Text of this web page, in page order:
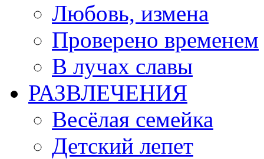
Любовь, измена
Проверено временем
В лучах славы
РАЗВЛЕЧЕНИЯ
Весёлая семейка
Детский лепет